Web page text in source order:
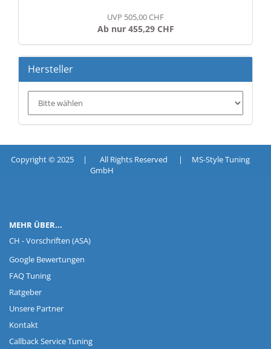
UVP 505,00 CHF
Ab nur 455,29 CHF
Hersteller
Copyright © 2025 | All Rights Reserved | MS-Style Tuning
GmbH
MEHR ÜBER...
CH - Vorschriften (ASA)
Google Bewertungen
FAQ Tuning
Ratgeber
Unsere Partner
Kontakt
Callback Service Tuning